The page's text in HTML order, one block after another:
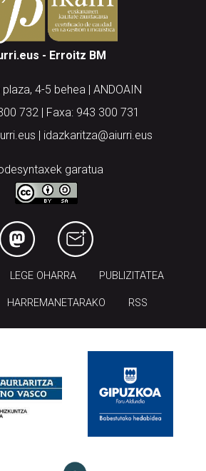
- Erroitz BM
4-5 behea | ANDOAIN
732 | Faxa: 943 300 731
| idazkaritza@aiurri.eus
garatua
LEGE OHARRA PUBLIZITATEA
HARREMANETARAKO RSS